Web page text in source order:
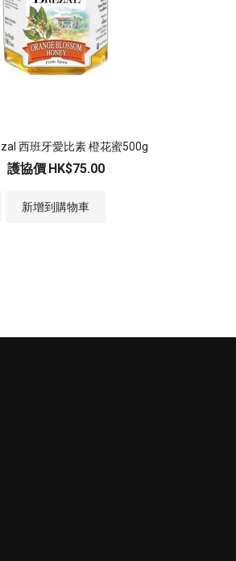
西班牙愛比素 橙花蜜500g
護協價 HK$75.00
新增到購物車
願望清單